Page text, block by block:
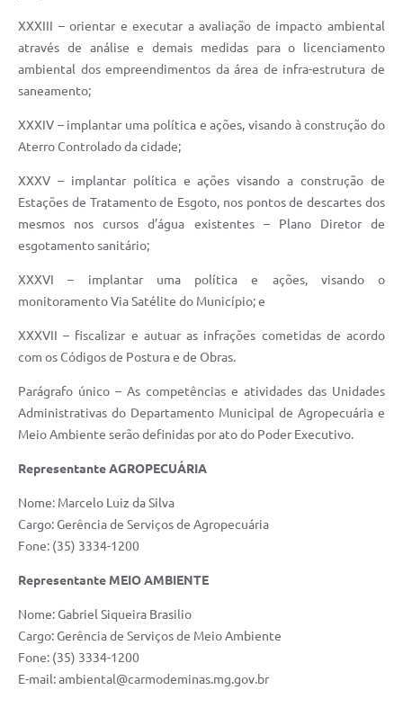
XXXIII – orientar e executar a avaliação de impacto ambiental
através de análise e demais medidas para o licenciamento
ambiental dos empreendimentos da área de infra-estrutura de
saneamento;
XXXIV – implantar uma política e ações, visando à construção do
Aterro Controlado da cidade;
XXXV – implantar política e ações visando a construção de
Estações de Tratamento de Esgoto, nos pontos de descartes dos
mesmos nos cursos d’água existentes – Plano Diretor de
esgotamento sanitário;
XXXVI – implantar uma política e ações, visando o
monitoramento Via Satélite do Município; e
XXXVII – fiscalizar e autuar as infrações cometidas de acordo
com os Códigos de Postura e de Obras.
Parágrafo único – As competências e atividades das Unidades
Administrativas do Departamento Municipal de Agropecuária e
Meio Ambiente serão definidas por ato do Poder Executivo.
Representante AGROPECUÁRIA
Nome: Marcelo Luiz da Silva
Cargo: Gerência de Serviços de Agropecuária
Fone: (35) 3334-1200
Representante MEIO AMBIENTE
Nome: Gabriel Siqueira Brasilio
Cargo: Gerência de Serviços de Meio Ambiente
Fone: (35) 3334-1200
E-mail:ambiental@carmodeminas.mg.gov.br